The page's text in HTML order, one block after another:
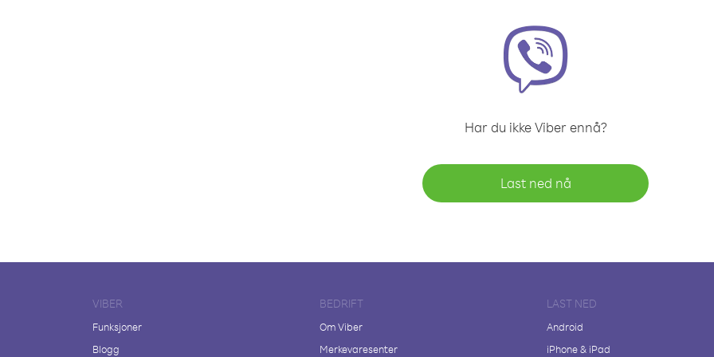
Har du ikke Viber ennå?
Last ned nå
VIBER
Funksjoner
Blogg
BEDRIFT
Om Viber
Merkevaresenter
LAST NED
Android
iPhone & iPad